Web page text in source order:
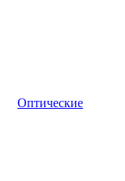
Оптические